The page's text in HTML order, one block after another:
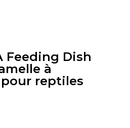
Feeding Dish
à
reptiles